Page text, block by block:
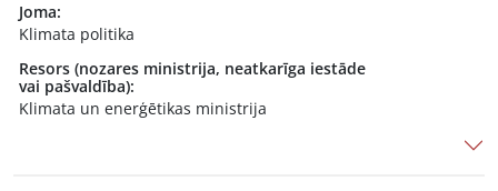
Joma:
Klimata politika
Resors (nozares ministrija, neatkarīga iestāde
vai pašvaldība):
Klimata un enerģētikas ministrija